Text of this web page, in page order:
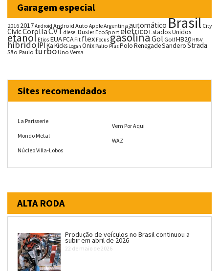
Garagem especial
20162017Android Android Auto AppleArgentina automáticoBrasil City
CivicCorollaCVTdiesel DusterEcoSportelétricoEstados Unidos
etanol Etios EUAFCA Fit flex FocusgasolinaGol GolfHB20 HR-V
híbridoIPIKaKicks Logan OnixPalio PlusPoloRenegadeSanderoStrada
São Paulo turboUno Versa
Sites recomendados
La Parisserie
Mondo Metal
Núcleo Villa-Lobos
Vem Por Aqui
WAZ
ALTA RODA
Produção de veículos no Brasil continuou a
subir em abril de 2026
22 de maio de 2026